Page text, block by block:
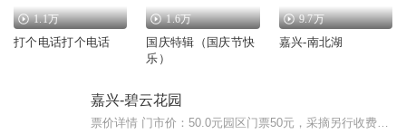
1.1万
打个电话打个电话
1.6万
国庆特辑（国庆节快
乐）
9.7万
嘉兴-南北湖
嘉兴-碧云花园